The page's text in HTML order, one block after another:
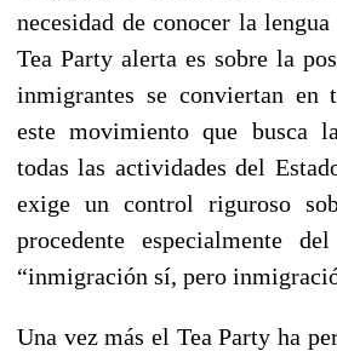
necesidad de conocer la
Tea Party alerta es sobre la
inmigrantes se conviertan en
este movimiento que busca
todas las actividades del
exige un control riguroso
procedente especialmente
“inmigración sí, pero
Una vez más el Tea Party ha